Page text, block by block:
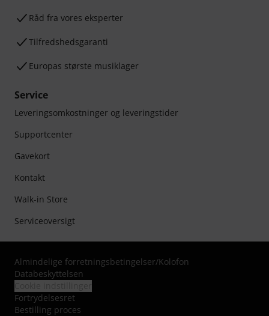
Råd fra vores eksperter
Tilfredshedsgaranti
Europas største musiklager
Service
Leveringsomkostninger og leveringstider
Supportcenter
Gavekort
Kontakt
Walk-in Store
Serviceoversigt
Almindelige forretningsbetingelser/Kolofon
Databeskyttelsen
Fortrydelsesret
Bestilling proces